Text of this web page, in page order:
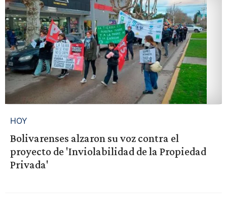
HOY
Bolivarenses alzaron su voz contra el
proyecto de 'Inviolabilidad de la Propiedad
Privada'